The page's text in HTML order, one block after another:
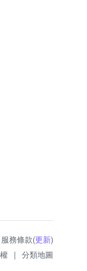
務條款(更新)
| 分類地圖